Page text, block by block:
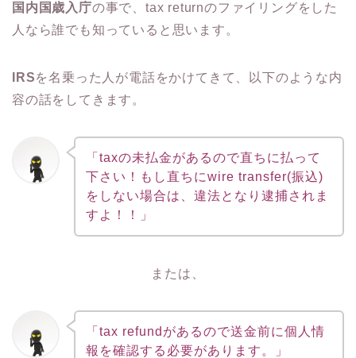
国内国歳入庁の事で、tax returnのファイリングをした
人なら誰でも知っていると思います。
IRSを名乗った人が電話をかけてきて、以下のような内
容の話をしてきます。
「taxの未払金があるので直ちに払って
下さい！もし直ちにwire transfer(振込)
をしない場合は、違法となり逮捕されま
すよ！！」
または、
「tax refundがあるので送金前に個人情
報を確認する必要があります。」